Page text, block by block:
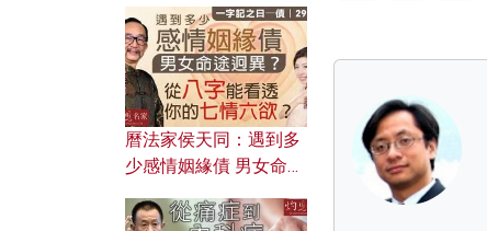
曆法家侯天同：遇到多
少感情姻緣債 男女命途
的七情六欲？